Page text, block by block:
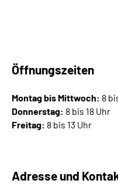
Öffnungszeiten
Montag bis Mittwoch: 8
Donnerstag: 8 bis 18 Uhr
Freitag: 8 bis 13 Uhr
Adresse und